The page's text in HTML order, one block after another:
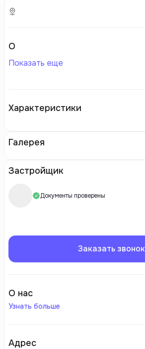
О
Показать еще
Характеристики
Галерея
Застройщик
Документы проверены
Заказать звонок
О нас
Узнать больше
Адрес